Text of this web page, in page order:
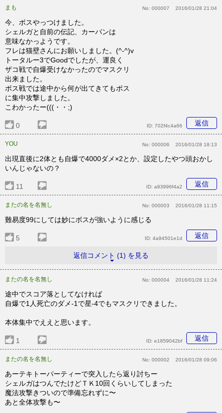
まも No: 000007 2016/01/28 21:04
今、ボスやっつけました。
シェルガと自前の伝記、カーバンは
意味なかっようです。
フレは猫壁さんにお願いしました。(^-^)v
トータルー3でGoodでしたが、運良く
ザコ戦で自爆受けなかったのでマスクリ
出来ました。
ボス戦では途中から何が出てきてもボス
に集中攻撃しました。
こわかったー(((・・;)
0 返信
ID: 702f4c4a66
YOU No: 000006 2016/01/28 18:13
出現直後に2体とも自爆で4000ダメ×2とか、設定したやつ頭おかし
いんじゃないの？
11 返信
ID: a93996f4a2
またの名を名無し No: 000003 2016/01/28 11:15
難易度99にしては妙にボスが強いように感じる
5 返信
ID: 4a94501e1d
返信コメント (1) を見る
またの名を名無し No: 000004 2016/01/28 11:24
途中でスコア落としてなければ
自爆で1人死亡のダメ-1で星-4でもマスクリできました。
本体集中でええと思います。
1 返信
ID: e1859042bf
またの名を名無し No: 000002 2016/01/28 09:06
あーテキトーパーティーで突入したら返り討ちー
シェルガはつんでたけどＴＫ10回くらいしてしまった
魔法攻撃きついので準備忘れずに〜
あと全体攻撃も〜